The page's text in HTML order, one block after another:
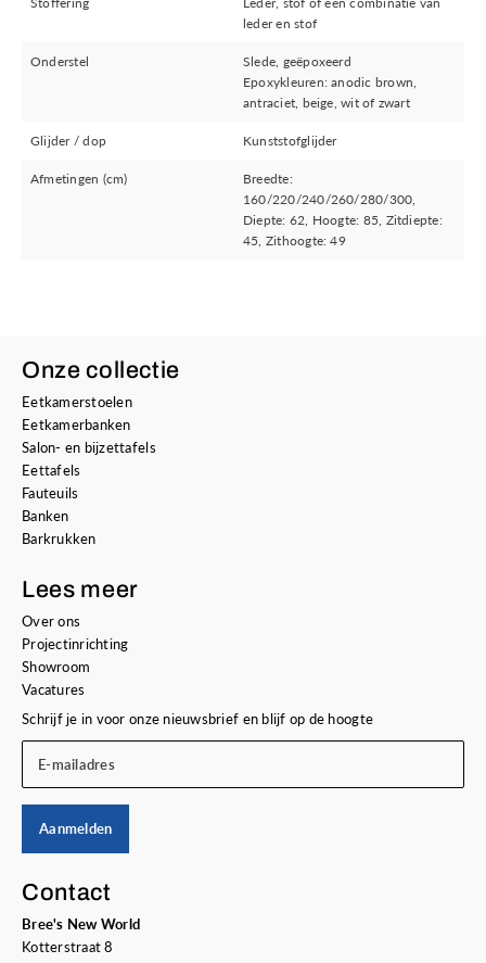
leder en stof
Onderstel
Slede, geëpoxeerd
Epoxykleuren: anodic brown,
antraciet, beige, wit of zwart
Glijder / dop Kunststofglijder
Afmetingen (cm)
Breedte:
160/220/240/260/280/300,
Diepte: 62, Hoogte: 85, Zitdiepte:
45, Zithoogte: 49
Onze collectie
Eetkamerstoelen
Eetkamerbanken
Salon- en bijzettafels
Eettafels
Fauteuils
Banken
Barkrukken
Lees meer
Over ons
Projectinrichting
Showroom
Vacatures
Schrijf je in voor onze nieuwsbrief en blijf op de hoogte
E-mailadres
Aanmelden
Contact
Bree's New World
Kotterstraat 8